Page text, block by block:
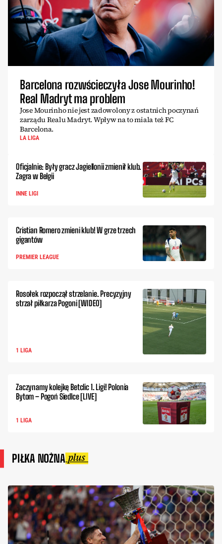
Barcelona rozwścieczyła Jose Mourinho!
Real Madryt ma problem
Jose Mourinho nie jest zadowolony z ostatnich poczynań
zarządu Realu Madryt. Wpływ na to miala też FC
Barcelona.
LA LIGA
Oficjalnie: Były gracz Jagiellonii zmienił klub.
Zagra w Belgii
INNE LIGI
Cristian Romero zmieni klub! W grze trzech
gigantów
PREMIER LEAGUE
Rosołek rozpoczął strzelanie. Precyzyjny
strzał piłkarza Pogoni [WIDEO]
1 LIGA
Zaczynamy kolejkę Betclic 1. Ligi! Polonia
Bytom – Pogoń Siedlce [LIVE]
1 LIGA
PIŁKA NOŻNA